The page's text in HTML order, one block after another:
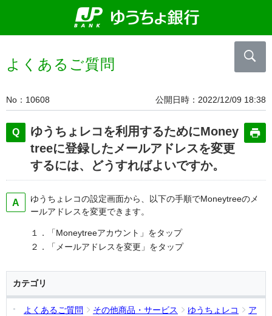
よくあるご質問
No 10608 公開日時 2022/12/09 18:38
ゆうちょレコを利用するためにMoney
treeに登録したメールアドレスを変更
するには、どうすればよいですか。
ゆうちょレコの設定画面から、以下の手順でMoneytreeのメ
ールアドレスを変更できます。
１．「Moneytreeアカウント」をタップ
２．「メールアドレスを変更」をタップ
カテゴリ
よくあるご質問 その他商品・サービス ゆうちょレコ
ア